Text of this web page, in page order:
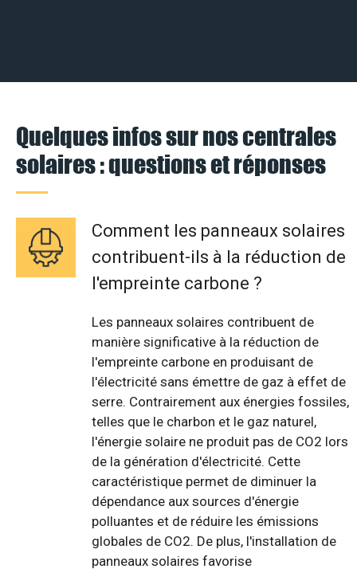
Quelques infos sur nos centrales
solaires : questions et réponses
Comment les panneaux solaires
contribuent-ils à la réduction de
l'empreinte carbone ?
Les panneaux solaires contribuent de
manière significative à la réduction de
l'empreinte carbone en produisant de
l'électricité sans émettre de gaz à effet de
serre. Contrairement aux énergies fossiles,
telles que le charbon et le gaz naturel,
l'énergie solaire ne produit pas de CO2 lors
de la génération d'électricité. Cette
caractéristique permet de diminuer la
dépendance aux sources d'énergie
polluantes et de réduire les émissions
globales de CO2. De plus, l'installation de
panneaux solaires favorise